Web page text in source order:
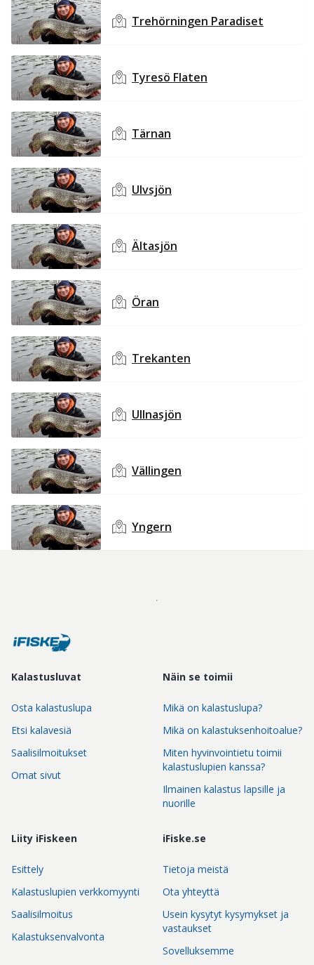
Trehörningen Paradiset
Tyresö Flaten
Tärnan
Ulvsjön
Ältasjön
Öran
Trekanten
Ullnasjön
Vällingen
Yngern
Kalastusluvat
Osta kalastuslupa
Etsi kalavesiä
Saalisilmoitukset
Omat sivut
Näin se toimii
Mikä on kalastuslupa?
Mikä on kalastuksenhoitoalue?
Miten hyvinvointietu toimii
kalastuslupien kanssa?
Ilmainen kalastus lapsille ja
nuorille
Liity iFiskeen
Esittely
Kalastuslupien verkkomyynti
Saalisilmoitus
Kalastuksenvalvonta
iFiske.se
Tietoja meistä
Ota yhteyttä
Usein kysytyt kysymykset ja
vastaukset
Sovelluksemme